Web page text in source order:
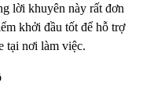
lời khuyên này rất đơn
khởi đầu tốt để hỗ trợ
tại nơi làm việc.